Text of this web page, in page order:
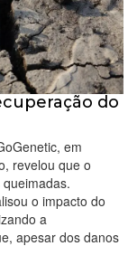
do
em
revelou que o
o impacto do
a
apesar dos danos